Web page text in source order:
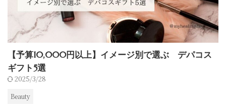
【予算10,000円以上】イメージ別で選ぶ デパコス
ギフト5選
2025/3/28
Beauty